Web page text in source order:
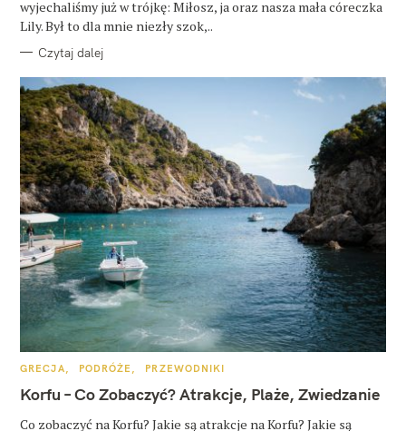
wyjechaliśmy już w trójkę: Miłosz, ja oraz nasza mała córeczka
Lily. Był to dla mnie niezły szok,..
Czytaj dalej
K
T
E
O
GRECJA PODRÓŻE PRZEWODNIKI
Korfu – Co Zobaczyć? Atrakcje, Plaże, Zwiedzanie
Co zobaczyć na Korfu? Jakie są atrakcje na Korfu? Jakie są